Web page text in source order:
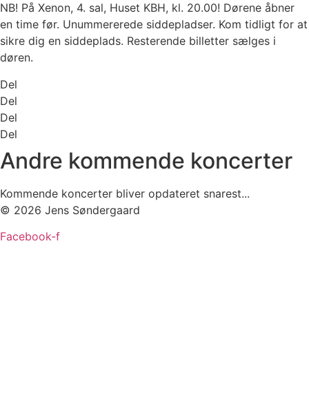
NB! På Xenon, 4. sal, Huset KBH, kl. 20.00! Dørene åbner
en time før. Unummererede siddepladser. Kom tidligt for at
sikre dig en siddeplads. Resterende billetter sælges i
døren.
Del
Del
Del
Del
Andre kommende koncerter
Kommende koncerter bliver opdateret snarest...
© 2026 Jens Søndergaard
Facebook-f